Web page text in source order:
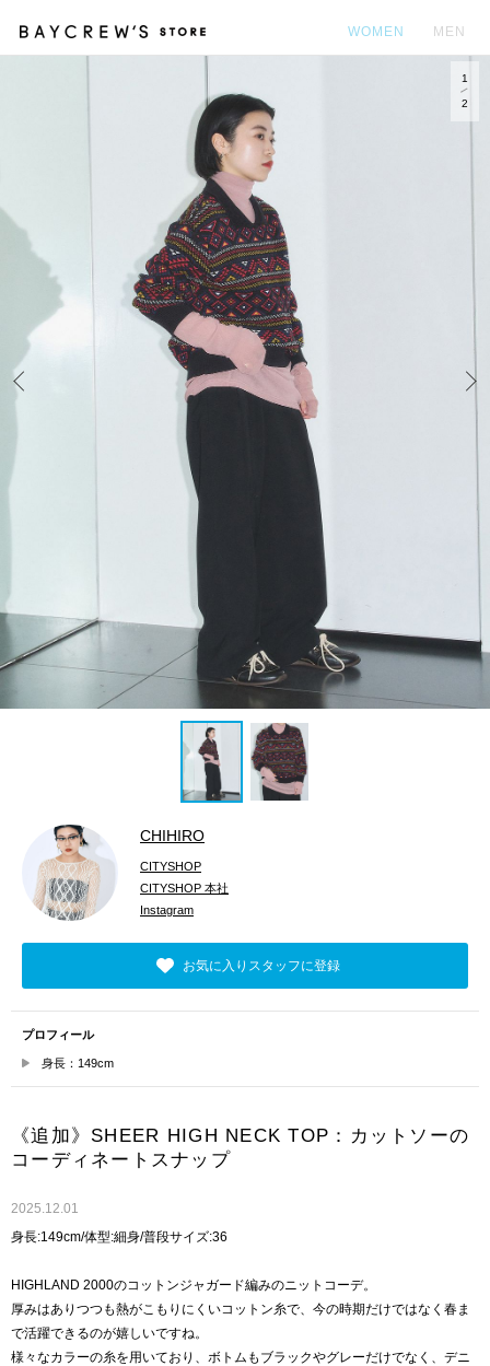
WOMEN MEN
1
2
CHIHIRO
CITYSHOP
CITYSHOP 本社
Instagram
お気に入りスタッフに登録
プロフィール
身長：149cm
《追加》SHEER HIGH NECK TOP：カットソーの
コーディネートスナップ
2025.12.01
身長:149cm/体型:細身/普段サイズ:36
HIGHLAND 2000のコットンジャガード編みのニットコーデ。
厚みはありつつも熱がこもりにくいコットン糸で、今の時期だけではなく春ま
で活躍できるのが嬉しいですね。
様々なカラーの糸を用いており、ボトムもブラックやグレーだけでなく、デニ